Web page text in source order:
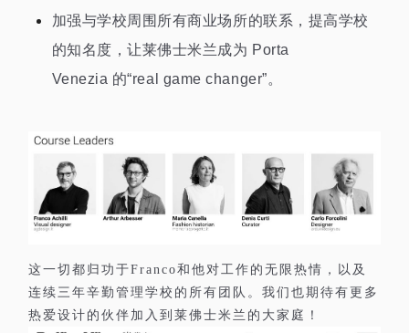
加强与学校周围所有商业场所的联系，提高学校
的知名度，让莱佛士米兰成为 Porta
Venezia 的“real game changer”。
这一切都归功于Franco和他对工作的无限热情，以及
连续三年辛勤管理学校的所有团队。我们也期待有更多
热爱设计的伙伴加入到莱佛士米兰的大家庭！